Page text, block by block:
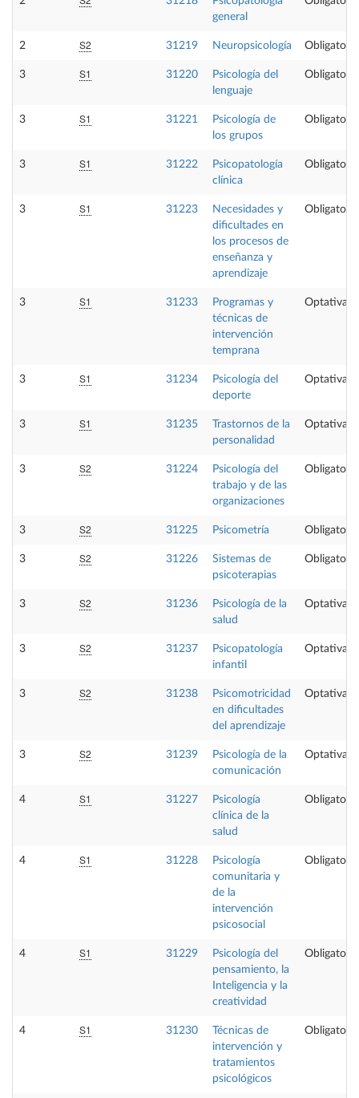
general
2 S2 31219 Neuropsicología Obligatoria
3 S1 31220
Psicología del
lenguaje
Obligatoria
3 S1 31221
Psicología de
los grupos
Obligatoria
3 S1 31222
Psicopatología
clínica
Obligatoria
3 S1 31223
Necesidades y
dificultades en
los procesos de
enseñanza y
aprendizaje
Obligatoria
3 S1 31233
Programas y
técnicas de
intervención
temprana
Optativa
3 S1 31234
Psicología del
deporte
Optativa
3 S1 31235
Trastornos de la
personalidad
Optativa
3 S2 31224
Psicología del
trabajo y de las
organizaciones
Obligatoria
3 S2 31225 Psicometría Obligatoria
3 S2 31226
Sistemas de
psicoterapias
Obligatoria
3 S2 31236
Psicología de la
salud
Optativa
3 S2 31237
Psicopatología
infantil
Optativa
3 S2 31238
Psicomotricidad
en dificultades
del aprendizaje
Optativa
3 S2 31239
Psicología de la
comunicación
Optativa
4 S1 31227
Psicología
clínica de la
salud
Obligatoria
4 S1 31228
Psicología
comunitaria y
de la
intervención
psicosocial
Obligatoria
4 S1 31229
Psicología del
pensamiento, la
Inteligencia y la
creatividad
Obligatoria
4 S1 31230
Técnicas de
intervención y
tratamientos
psicológicos
Obligatoria